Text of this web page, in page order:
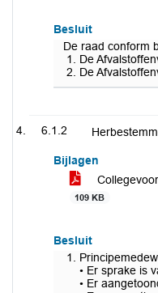
Besluit
De raad conform
De
De
6.1.2
Bijlagen
109 KB
Besluit
• Er sprake is
• Er